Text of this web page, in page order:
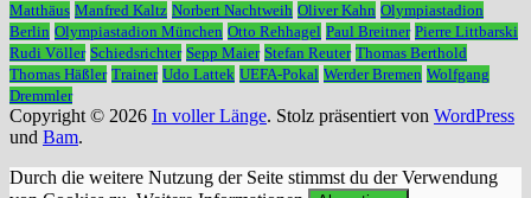
Matthäus Manfred Kaltz Norbert Nachtweih Oliver Kahn Olympiastadion
Berlin Olympiastadion München Otto Rehhagel Paul Breitner Pierre Littbarski
Rudi Völler Schiedsrichter Sepp Maier Stefan Reuter Thomas Berthold
Thomas Häßler Trainer Udo Lattek UEFA-Pokal Werder Bremen Wolfgang
Dremmler
Copyright © 2026 In voller Länge. Stolz präsentiert von WordPress
und Bam.
Durch die weitere Nutzung der Seite stimmst du der Verwendung